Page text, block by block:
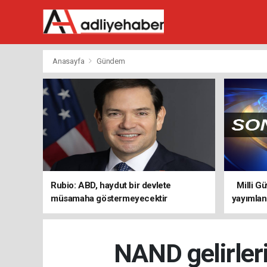
Anasayfa Gündem
Rubio: ABD, haydut bir devlete
müsamaha göstermeyecektir
Milli
NAND